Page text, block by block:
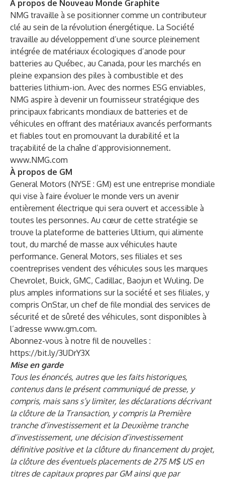
À propos de Nouveau Monde Graphite
NMG travaille à se positionner comme un contributeur
clé au sein de la révolution énergétique. La Société
travaille au développement d’une source pleinement
intégrée de matériaux écologiques d’anode pour
batteries au Québec, au Canada, pour les marchés en
pleine expansion des piles à combustible et des
batteries lithium-ion. Avec des normes ESG enviables,
NMG aspire à devenir un fournisseur stratégique des
principaux fabricants mondiaux de batteries et de
véhicules en offrant des matériaux avancés performants
et fiables tout en promouvant la durabilité et la
traçabilité de la chaîne d’approvisionnement.
www.NMG.com
À propos de GM
General Motors (NYSE : GM) est une entreprise mondiale
qui vise à faire évoluer le monde vers un avenir
entièrement électrique qui sera ouvert et accessible à
toutes les personnes. Au cœur de cette stratégie se
trouve la plateforme de batteries Ultium, qui alimente
tout, du marché de masse aux véhicules haute
performance. General Motors, ses filiales et ses
coentreprises vendent des véhicules sous les marques
Chevrolet, Buick, GMC, Cadillac, Baojun et Wuling. De
plus amples informations sur la société et ses filiales, y
compris OnStar, un chef de file mondial des services de
sécurité et de sûreté des véhicules, sont disponibles à
l’adresse www.gm.com.
Abonnez-vous à notre fil de nouvelles :
https://bit.ly/3UDrY3X
Mise en garde
Tous les énoncés, autres que les faits historiques,
contenus dans le présent communiqué de presse, y
compris, mais sans s’y limiter, les déclarations décrivant
la clôture de la Transaction, y compris la Première
tranche d’investissement et la Deuxième tranche
d’investissement, une décision d’investissement
définitive positive et la clôture du financement du projet,
la clôture des éventuels placements de 275 M$ US en
titres de capitaux propres par GM ainsi que par